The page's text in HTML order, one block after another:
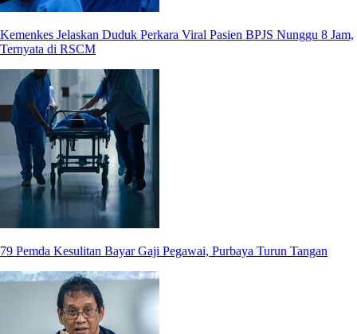
Kemenkes Jelaskan Duduk Perkara Viral Pasien BPJS Nunggu 8 Jam,
Ternyata di RSCM
79 Pemda Kesulitan Bayar Gaji Pegawai, Purbaya Turun Tangan